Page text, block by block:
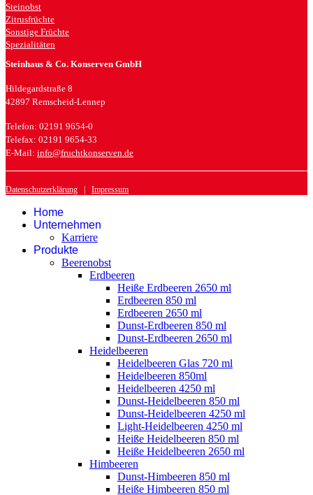
Steinobst
Zitrusfrüchte
Sonstige Früchte
Spezialitäten
Steinhaus & Co. Konserven GmbH
Hildegardstraße 8
42897 Remscheid-Lennep
Telefon: 02191 9654-0
Telefax: 02191 9654-33
E-Mail: info@fruchtkonserven.de
Datenschutzerklärung | Impressum
Home
Unternehmen
Karriere
Produkte
Beerenobst
Erdbeeren
Heiße Erdbeeren 2650 ml
Erdbeeren 850 ml
Erdbeeren 2650 ml
Dunst-Erdbeeren 850 ml
Dunst-Erdbeeren 2650 ml
Heidelbeeren
Heidelbeeren Glas 720 ml
Heidelbeeren 850ml
Heidelbeeren 4250 ml
Dunst-Heidelbeeren 850 ml
Dunst-Heidelbeeren 4250 ml
Light-Heidelbeeren 4250 ml
Heiße Heidelbeeren 850 ml
Heiße Heidelbeeren 2650 ml
Himbeeren
Dunst-Himbeeren 850 ml
Heiße Himbeeren 850 ml